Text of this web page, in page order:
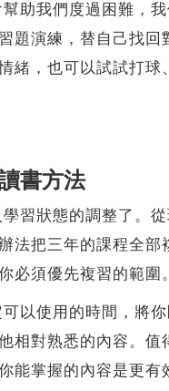
助我們度過困難，
題演練，替自己找
緒，也可以試試打
書方法
習狀態的調整了。
法把三年的課程全
必須優先複習的範圍。
以使用的時間，將
相對熟悉的內容。
能掌握的內容是更有